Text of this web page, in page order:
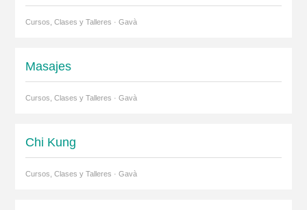
Cursos, Clases y Talleres · Gavà
Masajes
Cursos, Clases y Talleres · Gavà
Chi Kung
Cursos, Clases y Talleres · Gavà